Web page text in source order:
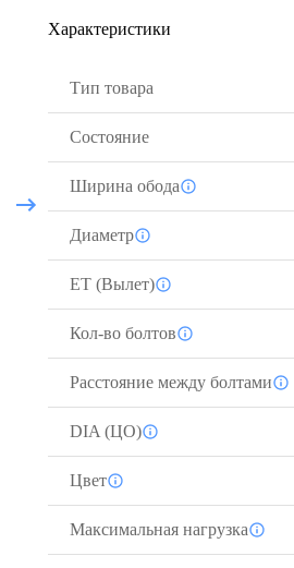
Характеристики
Тип товара
Состояние
Ширина обода
Диаметр
ЕТ (Вылет)
Кол-во болтов
Расстояние между болтами
DIA (ЦО)
Цвет
Максимальная нагрузка